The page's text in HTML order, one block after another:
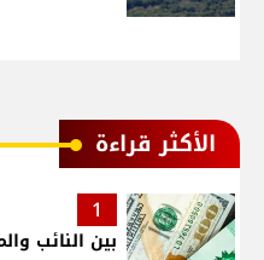
الأكثر قراءة
1
بين النائب